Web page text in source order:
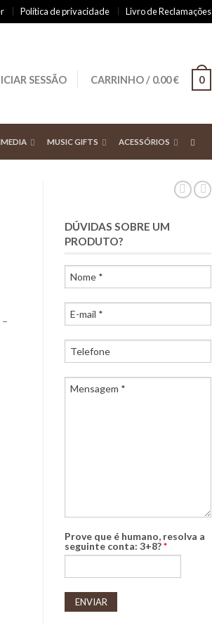
Política de privacidade Livro de Reclamações
SESSÃO CARRINHO/ 0.00€ 0
MUSIC GIFTS ACESSÓRIOS
DÚVIDAS SOBRE UM
PRODUTO?
Prove que é humano, resolva a
seguinte conta: 3+8?*